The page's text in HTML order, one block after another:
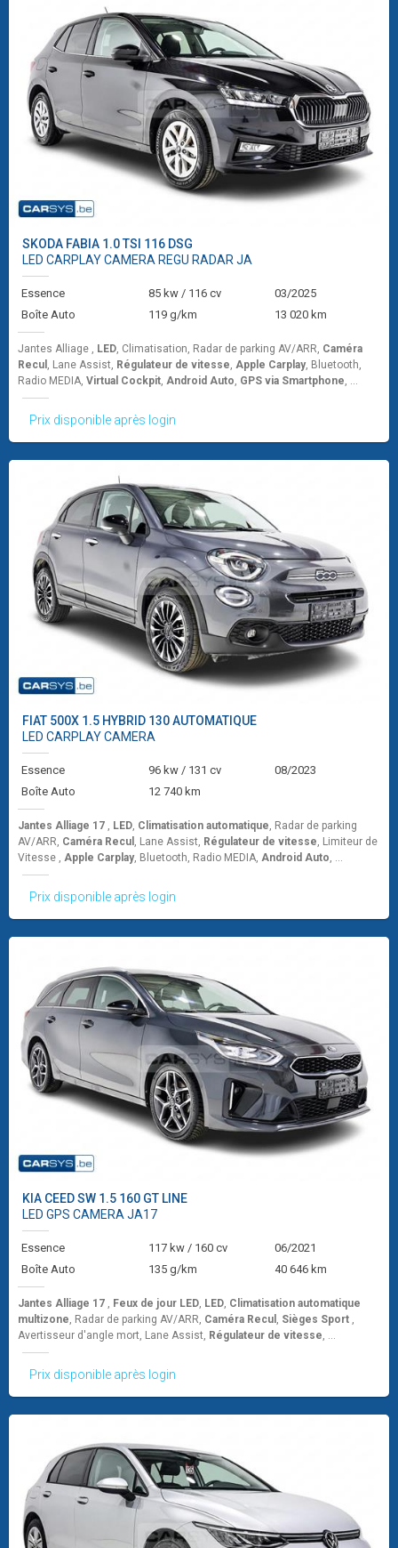
SKODA FABIA 1.0 TSI 116 DSG
LED CARPLAY CAMERA REGU RADAR JA
Essence 85 kw / 116 cv
03/2025
Boîte Auto
119 g/km 13 020 km
Jantes Alliage , LED , Climatisation, Radar de parking AV/ARR, Caméra
Recul
, Lane Assist, Régulateur de vitesse Apple Carplay , Bluetooth,
Radio MEDIA, Virtual Cockpit Android Auto GPS via Smartphone
Prix disponible après login
FIAT 500X 1.5 HYBRID 130 AUTOMATIQUE
LED CARPLAY CAMERA
Essence 96 kw / 131 cv
08/2023
Boîte Auto
12 740 km
Jantes Alliage 17 , LED, Climatisation automatique, Radar de parking
AV/ARR, Caméra Recul , Lane Assist, Régulateur de vitesse, Limiteur de
Vitesse , Apple Carplay, Bluetooth, Radio MEDIA, Android Auto, ...
Prix disponible après login
KIA CEED SW 1.5 160 GT LINE
LED GPS CAMERA JA17
Essence 117 kw / 160 cv
06/2021
Boîte Auto
135 g/km 40 646 km
Jantes Alliage 17 , Feux de jour LED, LED, Climatisation automatique
multizone, Radar de parking AV/ARR, Caméra Recul , Sièges Sport ,
Avertisseur d'angle mort, Lane Assist, Régulateur de vitesse, ...
Prix disponible après login